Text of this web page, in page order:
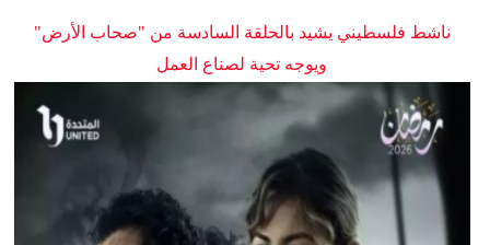
ناشط فلسطيني يشيد بالحلقة السادسة من "صحاب الأرض"
ويوجه تحية لصناع العمل